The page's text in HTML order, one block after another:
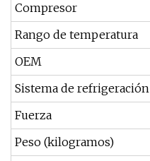
Compresor
Rango de temperatura
OEM
Sistema de refrigeración
Fuerza
Peso (kilogramos)